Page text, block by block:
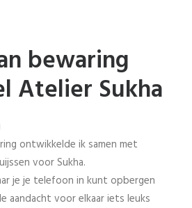
bewaring
Atelier Sukha
ontwikkelde ik samen met
voor Sukha.
je je telefoon in kunt opbergen
aandacht voor elkaar iets leuks